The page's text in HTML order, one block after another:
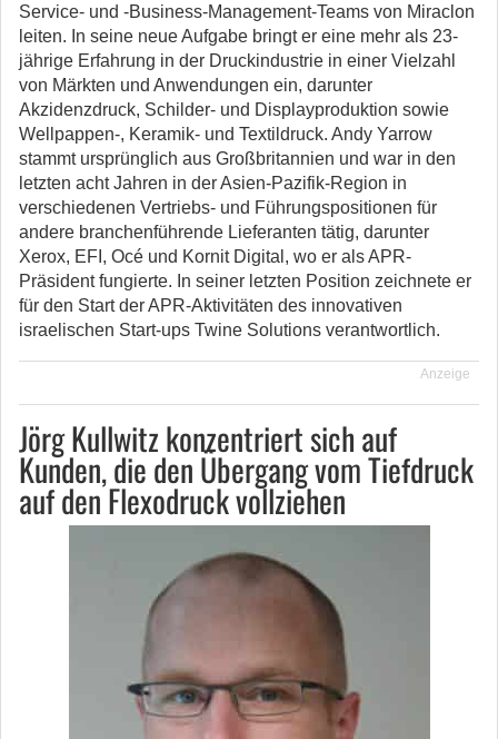
Service- und -Business-Management-Teams von Miraclon
leiten. In seine neue Aufgabe bringt er eine mehr als 23-
jährige Erfahrung in der Druckindustrie in einer Vielzahl
von Märkten und Anwendungen ein, darunter
Akzidenzdruck, Schilder- und Displayproduktion sowie
Wellpappen-, Keramik- und Textildruck. Andy Yarrow
stammt ursprünglich aus Großbritannien und war in den
letzten acht Jahren in der Asien-Pazifik-Region in
verschiedenen Vertriebs- und Führungspositionen für
andere branchenführende Lieferanten tätig, darunter
Xerox, EFI, Océ und Kornit Digital, wo er als APR-
Präsident fungierte. In seiner letzten Position zeichnete er
für den Start der APR-Aktivitäten des innovativen
israelischen Start-ups Twine Solutions verantwortlich.
Anzeige
Jörg Kullwitz konzentriert sich auf
Kunden, die den Übergang vom Tiefdruck
auf den Flexodruck vollziehen